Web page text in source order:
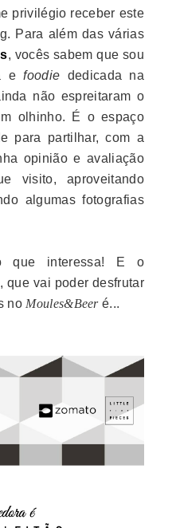
privilégio receber este
Para além das várias
, vocês sabem que sou
efoodie dedicada na
não espreitaram o
olhinho. É o espaço
para partilhar, com a
opinião e avaliação
visito, aproveitando
algumas fotografias
que interessa! E o
que vai poder desfrutar
no Moules&Beeré...